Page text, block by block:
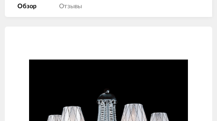
Обзор Отзывы